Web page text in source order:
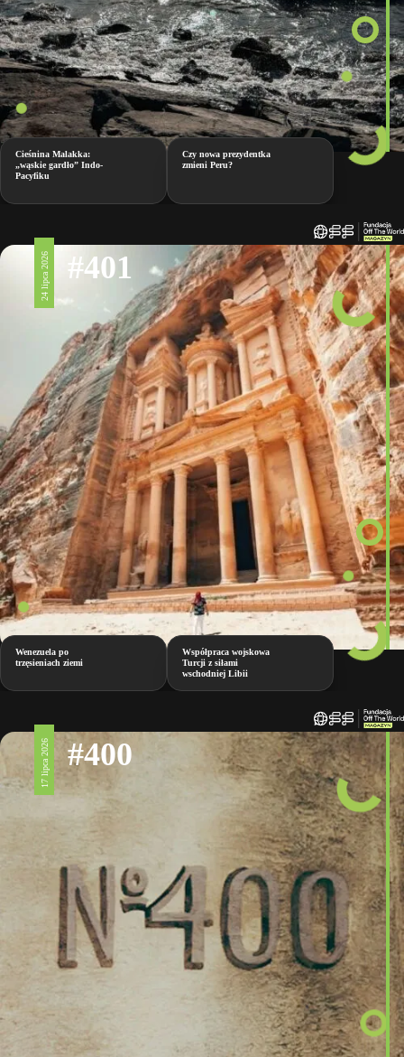
Cieśnina Malakka:
„wąskie gardło” Indo-
Pacyfiku
Czy nowa prezydentka
zmieni Peru?
24 lipca 2026 #401
Wenezuela po
trzęsieniach ziemi
Współpraca wojskowa
Turcji z siłami
wschodniej Libii
17 lipca 2026 #400